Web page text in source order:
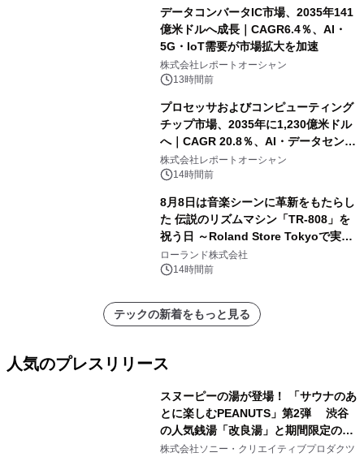
データコンバータIC市場、2035年141
億米ドルへ成長｜CAGR6.4％、AI・
5G・IoT需要が市場拡大を加速
株式会社レポートオーシャン
13時間前
プロセッサおよびコンピューティング
チップ市場、2035年に1,230億米ドル
へ｜CAGR 20.8％、AI・データセンタ
ー需要が成長を牽引
株式会社レポートオーシャン
14時間前
8月8日は音楽シーンに革新をもたらし
た 伝説のリズムマシン「TR-808」を
祝う日 ～Roland Store Tokyoで実機
を展示しての 記念キャンペーンを開
催 英国ラジオ「NTS」の 特別プログ
アーティストを フィーチャーしたアニ
メーションを公開～
ローランド株式会社
14時間前
テックの新着をもっと見る
人気のプレスリリース
スヌーピーの湯が登場！ 「サウナのあ
とに楽しむPEANUTS」第2弾 渋谷
の人気銭湯「改良湯」と期間限定のコ
ラボレーション サウナイキタイコラ
株式会社ソニー・クリエイティブプロダクツ